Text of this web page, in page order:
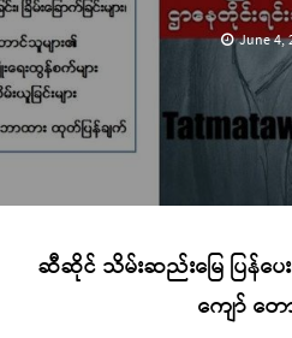
June 4,
ဆီဆိုင် သိမ်းဆည်းမြေ ပြန်
ကျော် တ